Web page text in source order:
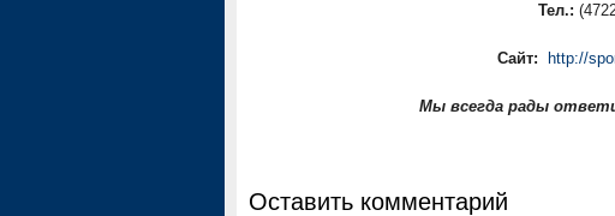
Тел.:
Сайт: http://
Мы всегда рады
Оставить комментарий